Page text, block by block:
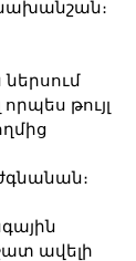
ներսում
թույլ
ավելի